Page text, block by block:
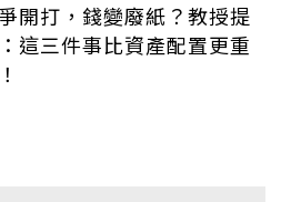
開打，錢變廢紙？教授提
這三件事比資產配置更重